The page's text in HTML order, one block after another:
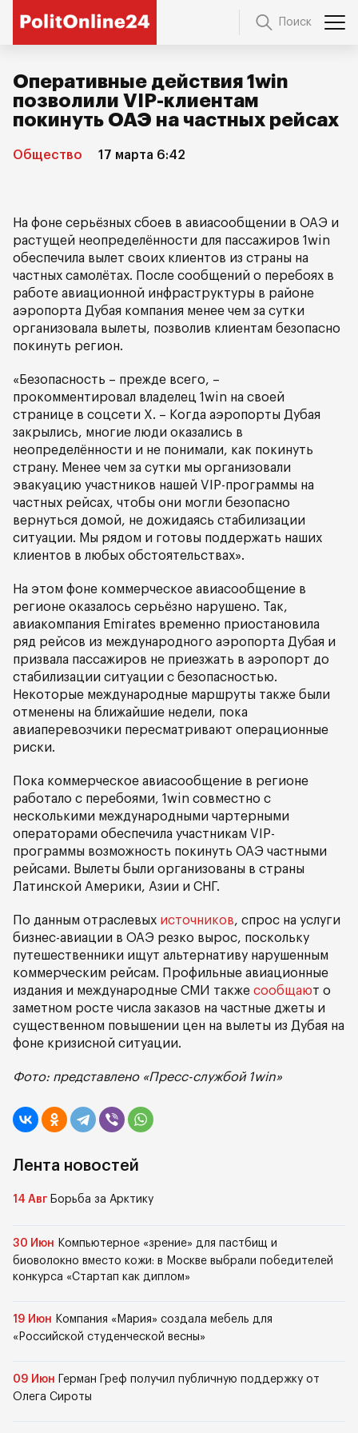
Поиск
Оперативные действия 1win
позволили VIP-клиентам
покинуть ОАЭ на частных рейсах
Общество 17 марта 6:42
На фоне серьёзных сбоев в авиасообщении в ОАЭ и
растущей неопределённости для пассажиров 1win
обеспечила вылет своих клиентов из страны на
частных самолётах. После сообщений о перебоях в
работе авиационной инфраструктуры в районе
аэропорта Дубая компания менее чем за сутки
организовала вылеты, позволив клиентам безопасно
покинуть регион.
«Безопасность – прежде всего, –
прокомментировал владелец 1win на своей
странице в соцсети X. – Когда аэропорты Дубая
закрылись, многие люди оказались в
неопределённости и не понимали, как покинуть
страну. Менее чем за сутки мы организовали
эвакуацию участников нашей VIP-программы на
частных рейсах, чтобы они могли безопасно
вернуться домой, не дожидаясь стабилизации
ситуации. Мы рядом и готовы поддержать наших
клиентов в любых обстоятельствах».
На этом фоне коммерческое авиасообщение в
регионе оказалось серьёзно нарушено. Так,
авиакомпания Emirates временно приостановила
ряд рейсов из международного аэропорта Дубая и
призвала пассажиров не приезжать в аэропорт до
стабилизации ситуации с безопасностью.
Некоторые международные маршруты также были
отменены на ближайшие недели, пока
авиаперевозчики пересматривают операционные
риски.
Пока коммерческое авиасообщение в регионе
работало с перебоями, 1win совместно с
несколькими международными чартерными
операторами обеспечила участникам VIP-
программы возможность покинуть ОАЭ частными
рейсами. Вылеты были организованы в страны
Латинской Америки, Азии и СНГ.
По данным отраслевых источников, спрос на услуги
бизнес-авиации в ОАЭ резко вырос, поскольку
путешественники ищут альтернативу нарушенным
коммерческим рейсам. Профильные авиационные
издания и международные СМИ также сообщают о
заметном росте числа заказов на частные джеты и
существенном повышении цен на вылеты из Дубая на
фоне кризисной ситуации.
Фото: представлено «Пресс-службой 1win»
Лента новостей
14 Авг Борьба за Арктику
30 Июн Компьютерное «зрение» для пастбищ и
биоволокно вместо кожи: в Москве выбрали победителей
конкурса «Стартап как диплом»
19 Июн Компания «Мария» создала мебель для
«Российской студенческой весны»
09 Июн
Герман Греф получил публичную поддержку от
Олега Сироты